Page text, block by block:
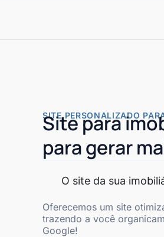
SITE PERSONALIZADO
Site para
para gerar
O site da sua
Oferecemos um site
trazendo a você
Google!